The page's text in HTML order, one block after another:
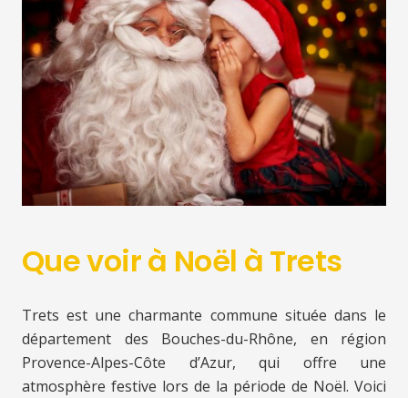
Que voir à Noël à Trets
Trets est une charmante commune située dans le
département des Bouches-du-Rhône, en région
Provence-Alpes-Côte d’Azur, qui offre une
atmosphère festive lors de la période de Noël. Voici